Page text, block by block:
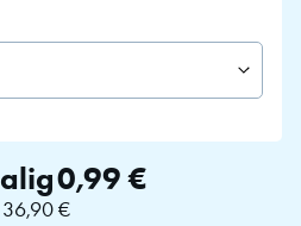
0,99 €
36,90 €